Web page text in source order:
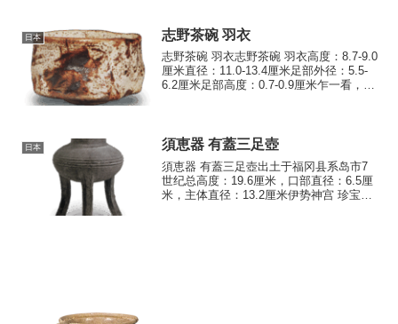
日本 志野茶碗 羽衣
志野茶碗 羽衣志野茶碗 羽衣高度：8.7-9.0
厘米直径：11.0-13.4厘米足部外径：5.5-
6.2厘米足部高度：0.7-0.9厘米乍一看，这
日本 須恵器 有蓋三足壺
須恵器 有蓋三足壺出土于福冈县系岛市7
世纪总高度：19.6厘米，口部直径：6.5厘
米，主体直径：13.2厘米伊势神宫 珍宝馆